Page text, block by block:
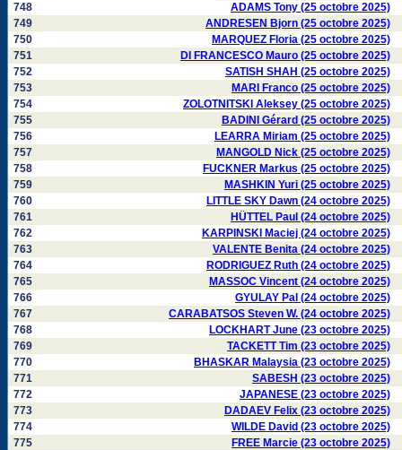
748
ADAMS Tony (25 octobre 2025)
749
ANDRESEN Bjorn (25 octobre 2025)
750
MARQUEZ Floria (25 octobre 2025)
751
DI FRANCESCO Mauro (25 octobre 2025)
752
SATISH SHAH (25 octobre 2025)
753
MARI Franco (25 octobre 2025)
754
ZOLOTNITSKI Aleksey (25 octobre 2025)
755
BADINI Gérard (25 octobre 2025)
756
LEARRA Miriam (25 octobre 2025)
757
MANGOLD Nick (25 octobre 2025)
758
FUCKNER Markus (25 octobre 2025)
759
MASHKIN Yuri (25 octobre 2025)
760
LITTLE SKY Dawn (24 octobre 2025)
761
HÜTTEL Paul (24 octobre 2025)
762
KARPINSKI Maciej (24 octobre 2025)
763
VALENTE Benita (24 octobre 2025)
764
RODRIGUEZ Ruth (24 octobre 2025)
765
MASSOC Vincent (24 octobre 2025)
766
GYULAY Pal (24 octobre 2025)
767
CARABATSOS Steven W. (24 octobre 2025)
768
LOCKHART June (23 octobre 2025)
769
TACKETT Tim (23 octobre 2025)
770
BHASKAR Malaysia (23 octobre 2025)
771
SABESH (23 octobre 2025)
772
JAPANESE (23 octobre 2025)
773
DADAEV Felix (23 octobre 2025)
774
WILDE David (23 octobre 2025)
775
FREE Marcie (23 octobre 2025)